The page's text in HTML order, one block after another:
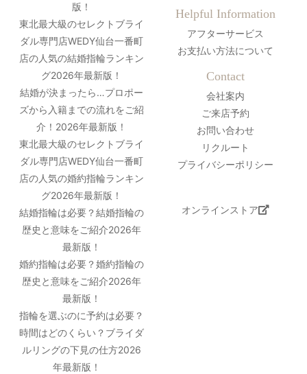
版！
東北最大級のセレクトブライ
ダル専門店WEDY仙台一番町
店の人気の結婚指輪ランキン
グ2026年最新版！
結婚が決まったら…プロポー
ズから入籍までの流れをご紹
介！2026年最新版！
東北最大級のセレクトブライ
ダル専門店WEDY仙台一番町
店の人気の婚約指輪ランキン
グ2026年最新版！
結婚指輪は必要？結婚指輪の
歴史と意味をご紹介2026年
最新版！
婚約指輪は必要？婚約指輪の
歴史と意味をご紹介2026年
最新版！
指輪を選ぶのに予約は必要？
時間はどのくらい？ブライダ
ルリングの下見の仕方2026
年最新版！
Helpful Information
アフターサービス
お支払い方法について
Contact
会社案内
ご来店予約
お問い合わせ
リクルート
プライバシーポリシー
オンラインストア